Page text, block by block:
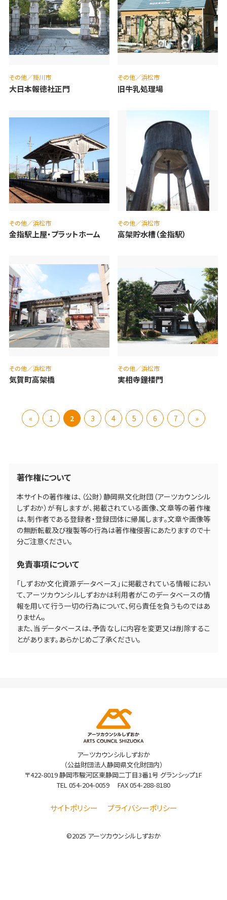
その他／掛川市
大日本報徳社正門
その他／浜松市
旧牛乳処理場
その他／浜松市
金指駅上屋・プラットホーム
その他／浜松市
高架貯水槽（金指駅）
その他／浜松市
気賀町高架橋
その他／浜松市
実相寺鐘楼門
« 1 2 3 4 5 6 7 »
著作権について
本サイトの著作権は、（公財）静岡県文化財団（アーツカウンシル
しずおか）が有しますが、掲載されている画像、文章等の著作権
は、制作者である登録者・登録団体に帰属します。文章や画像等
の無断転載及び複製等の行為は著作権侵害にあたりますので十
分ご注意ください。
免責事項について
「しずおか文化資源データベース」に掲載されている情報におい
て、アーツカウンシルしずおかは利用者がこのデータベースの情
報を用いて行う一切の行為について、何ら責任を負うものではあ
りません。
また、当データベースは、予告なしに内容を変更又は削除するこ
とがあります。あらかじめご了承ください。
アーツカウンシルしずおか
（公益財団法人静岡県文化財団内）
〒422-8019 静岡市駿河区東静岡二丁目3番1号 グランシップ1F
TEL054-204-0059 FAX 054-288-8180
サイトポリシー プライバシーポリシー
©2025 アーツカウンシルしずおか